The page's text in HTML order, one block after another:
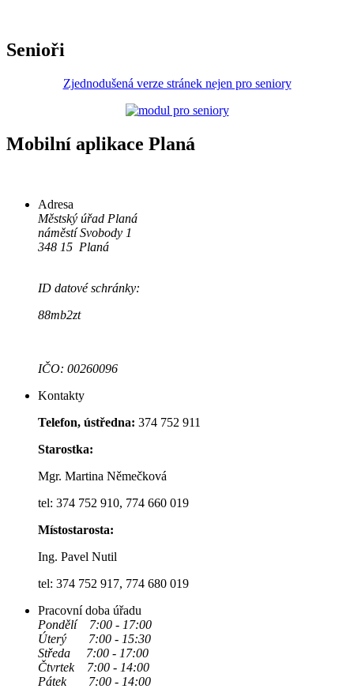
Senioři
Zjednodušená verze stránek nejen pro seniory
Mobilní aplikace Planá
Adresa
Městský úřad Planá
náměstí Svobody 1
348 15 Planá
ID datové schránky:
88mb2zt
IČO: 00260096
Kontakty
Telefon, ústředna: 374 752 911
Starostka:
Mgr. Martina Němečková
tel: 374 752 910, 774 660 019
Místostarosta:
Ing. Pavel Nutil
tel: 374 752 917, 774 680 019
Pracovní doba úřadu
Pondělí 7:00 - 17:00
Úterý 7:00 - 15:30
Středa 7:00 - 17:00
Čtvrtek 7:00 - 14:00
Pátek 7:00 - 14:00